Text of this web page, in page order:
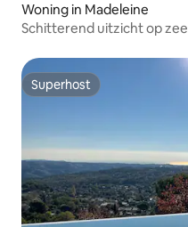
Woning in Madeleine
Schitterend uitzicht op zee
Superhost
Superhost